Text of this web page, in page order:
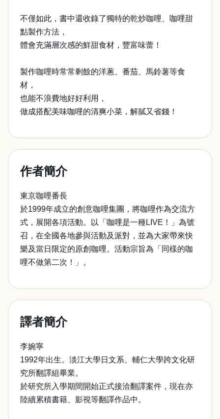
不僅如此，書中還收錄了獨特的乾炒咖哩、咖哩甜
點製作方法，
體會充滿層次感的鮮甜食材，豐富味蕾！
製作咖哩時常常剩餘的洋蔥、番茄、馬鈴薯等食
材，
也能不浪費地好好利用，
做成搭配美味咖哩的清爽小菜，解膩又省錢！
作者簡介
東京咖哩番長
於1999年成立的創意咖哩集團，將咖哩作為交流方
式，展開各項活動。以「咖哩是一種LIVE！」為號
召，在全國各地參與活動及派對，並為大家帶來快
樂及當日限定的原創咖哩。活動宗旨為「同樣的咖
哩不做第二次！」。
譯者簡介
李婉寧
1992年出生。淡江大學日文系、輔仁大學跨文化研
究所翻譯組畢業。
於研究所入學期間開始正式接洽翻譯案件，現在亦
陸續累積書籍、影視等翻譯作品中。